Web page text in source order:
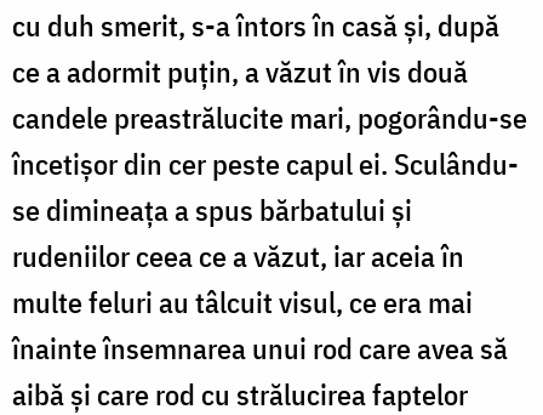
cu duh smerit, s-a întors în casă și, după
ce a adormit puțin, a văzut în vis două
candele preastrălucite mari, pogorându-se
încetișor din cer peste capul ei. Sculându-
se dimineața a spus bărbatului și
rudeniilor ceea ce a văzut, iar aceia în
multe feluri au tâlcuit visul, ce era mai
înainte însemnarea unui rod care avea să
aibă și care rod cu strălucirea faptelor